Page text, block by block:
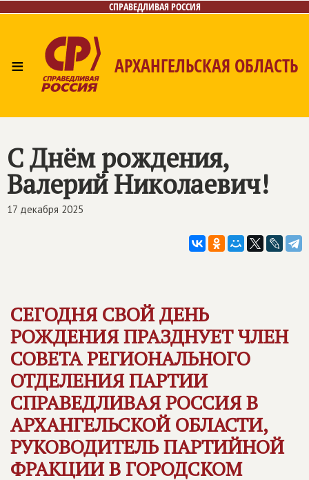
СПРАВЕДЛИВАЯ РОССИЯ
≡ АРХАНГЕЛЬСКАЯ ОБЛАСТЬ
С Днём рождения,
Валерий Николаевич!
17 декабря 2025
СЕГОДНЯ СВОЙ ДЕНЬ
РОЖДЕНИЯ ПРАЗДНУЕТ ЧЛЕН
СОВЕТА РЕГИОНАЛЬНОГО
ОТДЕЛЕНИЯ ПАРТИИ
СПРАВЕДЛИВАЯ РОССИЯВ
АРХАНГЕЛЬСКОЙ ОБЛАСТИ,
РУКОВОДИТЕЛЬ ПАРТИЙНОЙ
ФРАКЦИИ В ГОРОДСКОМ